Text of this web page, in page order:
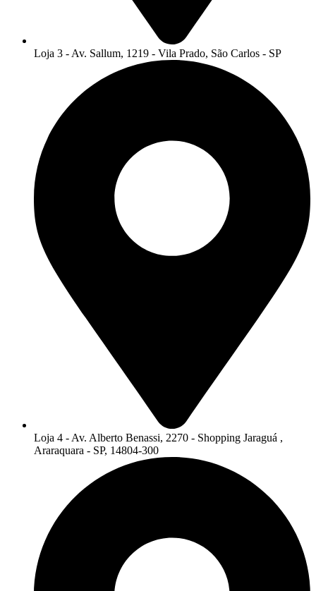
Loja 3 - Av. Sallum, 1219 - Vila Prado, São Carlos - SP
Loja 4 - Av. Alberto Benassi, 2270 - Shopping Jaraguá ,
Araraquara - SP, 14804-300